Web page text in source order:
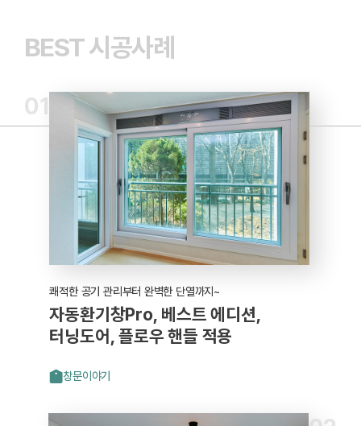
BEST 시공사례
01
쾌적한 공기 관리부터 완벽한 단열까지~
자동환기창Pro, 베스트 에디션,
터닝도어, 플로우 핸들 적용
창문이야기